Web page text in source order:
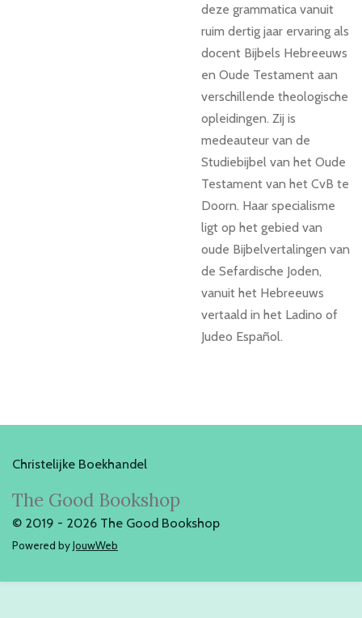
deze grammatica vanuit
ruim dertig jaar ervaring als
docent Bijbels Hebreeuws
en Oude Testament aan
verschillende theologische
opleidingen. Zij is
medeauteur van de
Studiebijbel van het Oude
Testament van het CvB te
Doorn. Haar specialisme
ligt op het gebied van
oude Bijbelvertalingen van
de Sefardische Joden,
vanuit het Hebreeuws
vertaald in het Ladino of
Judeo Español.
Christelijke Boekhandel
The Good Bookshop
© 2019 - 2026 The Good Bookshop
Powered byJouwWeb